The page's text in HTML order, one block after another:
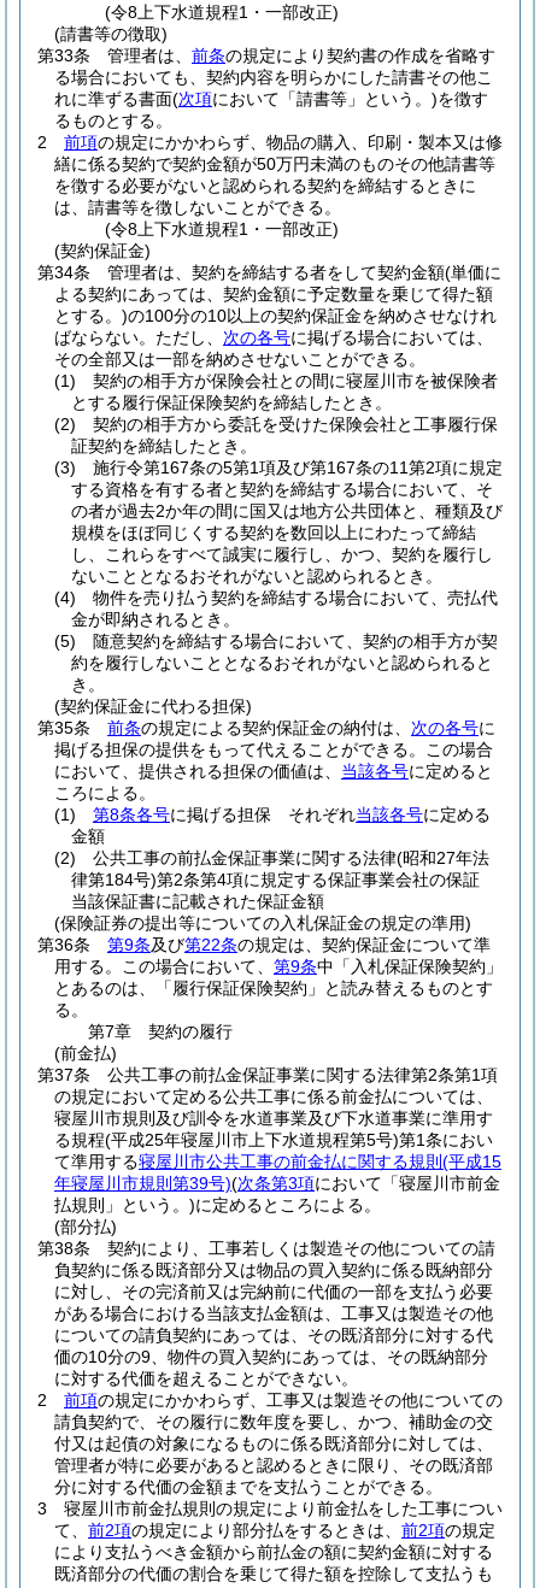
(令8上下水道規程1・一部改正)
(請書等の徴取)
第33条
管理者は、 前条の規定により契約書の作成を省略す
る場合においても、契約内容を明らかにした請書その他こ
れに準ずる書面(次項において「請書等」という。)を徴す
るものとする。
2
前項の規定にかかわらず、物品の購入、印刷・製本又は修
繕に係る契約で契約金額が50万円未満のものその他請書等
を徴する必要がないと認められる契約を締結するときに
は、請書等を徴しないことができる。
(令8上下水道規程1・一部改正)
(契約保証金)
第34条
管理者は、契約を締結する者をして契約金額(単価に
よる契約にあっては、契約金額に予定数量を乗じて得た額
とする。)の100分の10以上の契約保証金を納めさせなけれ
ばならない。 ただし、 次の各号に掲げる場合においては、
その全部又は一部を納めさせないことができる。
(1)
契約の相手方が保険会社との間に寝屋川市を被保険者
とする履行保証保険契約を締結したとき。
(2)
契約の相手方から委託を受けた保険会社と工事履行保
証契約を締結したとき。
(3)
施行令第167条の5第1項及び第167条の11第2項に規定
する資格を有する者と契約を締結する場合において、そ
の者が過去2か年の間に国又は地方公共団体と、種類及び
規模をほぼ同じくする契約を数回以上にわたって締結
し、これらをすべて誠実に履行し、かつ、契約を履行し
ないこととなるおそれがないと認められるとき。
(4)
物件を売り払う契約を締結する場合において、売払代
金が即納されるとき。
(5)
随意契約を締結する場合において、契約の相手方が契
約を履行しないこととなるおそれがないと認められると
き。
(契約保証金に代わる担保)
第35条
前条の規定による契約保証金の納付は、 次の各号に
掲げる担保の提供をもって代えることができる。
この場合
において、提供される担保の価値は、 当該各号に定めると
ころによる。
(1)
第8条各号に掲げる担保 それぞれ当該各号に定める
金額
(2)
公共工事の前払金保証事業に関する法律(昭和27年法
律第184号)第2条第4項に規定する保証事業会社の保証
当該保証書に記載された保証金額
(保険証券の提出等についての入札保証金の規定の準用)
第36条
第9条及び第22条の規定は、契約保証金について準
用する。
この場合において、 第9条中「入札保証保険契約」
とあるのは、「履行保証保険契約」と読み替えるものとす
る。
第7章
契約の履行
(前金払)
第37条
公共工事の前払金保証事業に関する法律第2条第1項
の規定において定める公共工事に係る前金払については、
寝屋川市規則及び訓令を水道事業及び下水道事業に準用す
る規程(平成25年寝屋川市上下水道規程第5号)第1条におい
て準用する寝屋川市公共工事の前金払に関する規則 (平成15
年寝屋川市規則第39号)(次条第3項において「寝屋川市前金
払規則」という。)に定めるところによる。
(部分払)
第38条
契約により、工事若しくは製造その他についての請
負契約に係る既済部分又は物品の買入契約に係る既納部分
に対し、その完済前又は完納前に代価の一部を支払う必要
がある場合における当該支払金額は、工事又は製造その他
についての請負契約にあっては、その既済部分に対する代
価の10分の9、物件の買入契約にあっては、その既納部分
に対する代価を超えることができない。
2
前項の規定にかかわらず、工事又は製造その他についての
請負契約で、その履行に数年度を要し、かつ、補助金の交
付又は起債の対象になるものに係る既済部分に対しては、
管理者が特に必要があると認めるときに限り、その既済部
分に対する代価の金額までを支払うことができる。
3
寝屋川市前金払規則の規定により前金払をした工事につい
て、 前2項の規定により部分払をするときは、 前2項の規定
により支払うべき金額から前払金の額に契約金額に対する
既済部分の代価の割合を乗じて得た額を控除して支払うも